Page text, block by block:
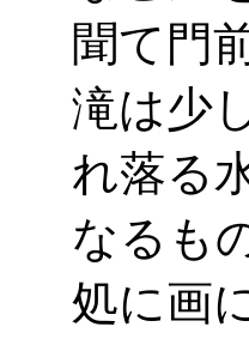
聞て門
滝は少
れ落る
なるも
処に画